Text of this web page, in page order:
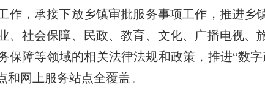
作，承接下放乡镇审批服务事项工作，推进
、社会保障、民政、教育、文化、广播电视、
保障等领域的相关法律法规和政策，推进“数
网上服务站点全覆盖。